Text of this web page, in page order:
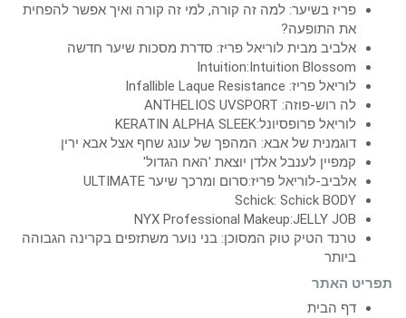
פריז בשיער: למה זה קורה, למי זה קורה ואיך אפשר להפחית
את התופעה?
אלביב מבית לוריאל פריז: סדרת מסכות שיער חדשה
Intuition:Intuition Blossom
לוריאל פריז: Infallible Laque Resistance
לה רוש-פוזה: ANTHELIOS UVSPORT
לוריאל פרופסיונל:KERATIN ALPHA SLEEK
דוגמנית של אבא: המהפך של עונג שחף אצל אבא ירין
קמפיין לענבל אלדן יוצאת 'האח הגדול'
אלביב-לוריאל פריז:סרום ומרכך שיער ULTIMATE
Schick: Schick BODY
NYX Professional Makeup:JELLY JOB
טרנד הטיק טוק המסוכן: בני נוער משתזפים בקרינה הגבוהה
ביותר
תפריט האתר
דף הבית